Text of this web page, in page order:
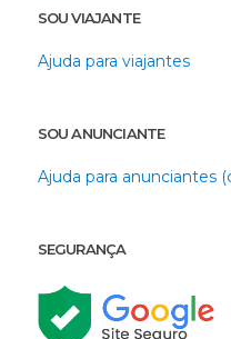
SOU VIAJANTE
Ajuda para viajantes
SOU ANUNCIANTE
Ajuda para anunciantes
SEGURANÇA